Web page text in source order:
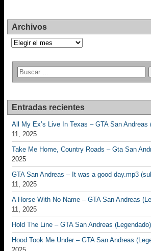
Archivos
Archivos
Entradas recientes
All My Ex’s Live In Texas – GTA San Andreas
11, 2025
Take Me Home, Country Roads – Gta San
2025
GTA San Andreas – It was a good day.mp3
11, 2025
A Horse With No Name – GTA San Andreas
11, 2025
Hold The Line – GTA San Andreas (Legendado)
Hood Took Me Under – GTA San Andreas